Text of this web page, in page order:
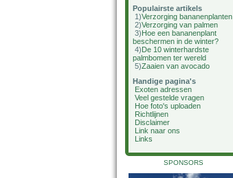
Populairste artikels
1)Verzorging bananenplanten
2)Verzorging van palmen
3)Hoe een bananenplant
beschermen in de winter?
4)De 10 winterhardste
palmbomen ter wereld
5)Zaaien van avocado
Handige pagina's
Exoten adressen
Veel gestelde vragen
Hoe foto's uploaden
Richtlijnen
Disclaimer
Link naar ons
Links
SPONSORS